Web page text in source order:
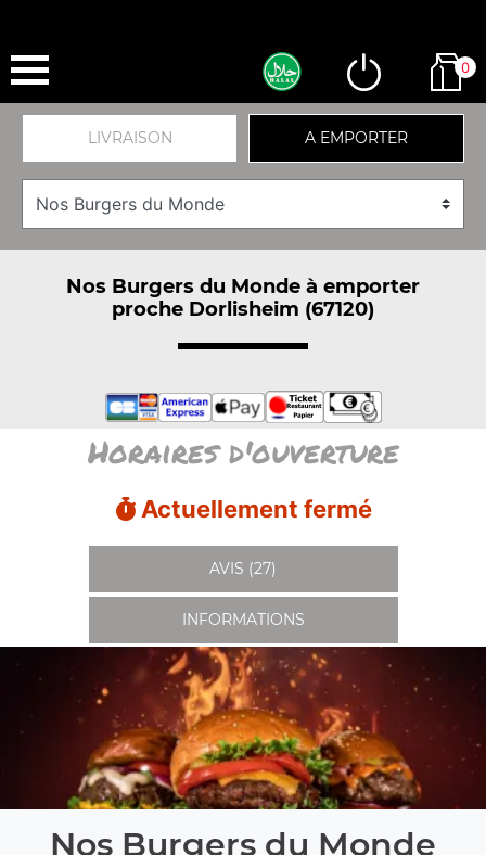
0
LIVRAISON A EMPORTER
Nos Burgers du Monde à emporter
proche Dorlisheim (67120)
Horaires d'ouverture
Actuellement fermé
AVIS (27)
INFORMATIONS
Nos Burgers du Monde